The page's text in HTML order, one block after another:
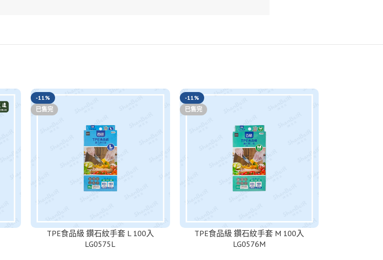
-11%
已售完
TPE食品級 鑽石紋手套 L 100入
LG0575L
-11%
已售完
TPE食品級 鑽石紋手套 M 100入
LG0576M